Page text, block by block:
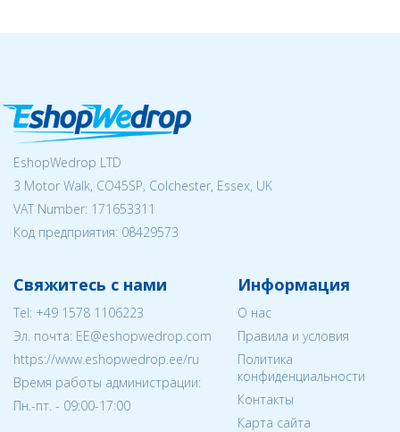
EshopWedrop LTD
3 Motor Walk, CO45SP, Colchester, Essex, UK
VAT Number: 171653311
Код предприятия: 08429573
Свяжитесь с нами
Tel: +49 1578 1106223
Эл. почта: EE@eshopwedrop.com
https://www.eshopwedrop.ee/ru
Время работы администрации:
Пн.-пт. - 09:00-17:00
Информация
О нас
Правила и условия
Политика
конфиденциальности
Контакты
Карта сайта